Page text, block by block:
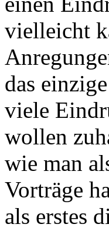
vielleicht
das
viele
wollen
wie man
Vorträge
als erstes